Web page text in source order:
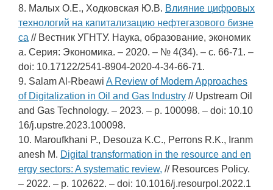
8. Малых О.Е., Ходковская Ю.В. Влияние цифровых
технологий на капитализацию нефтегазового бизне
са // Вестник УГНТУ. Наука, образование, экономик
а. Серия: Экономика. – 2020. – № 4(34). – c. 66-71. –
doi: 10.17122/2541-8904-2020-4-34-66-71.
9. Salam Al-Rbeawi A Review of Modern Approaches
of Digitalization in Oil and Gas Industry // Upstream Oil
and Gas Technology. – 2023. – p. 100098. – doi: 10.10
16/j.upstre.2023.100098.
10. Maroufkhani P., Desouza K.C., Perrons R.K., Iranm
anesh M. Digital transformation in the resource and en
ergy sectors: A systematic review, // Resources Policy.
– 2022. – p. 102622. – doi: 10.1016/j.resourpol.2022.1